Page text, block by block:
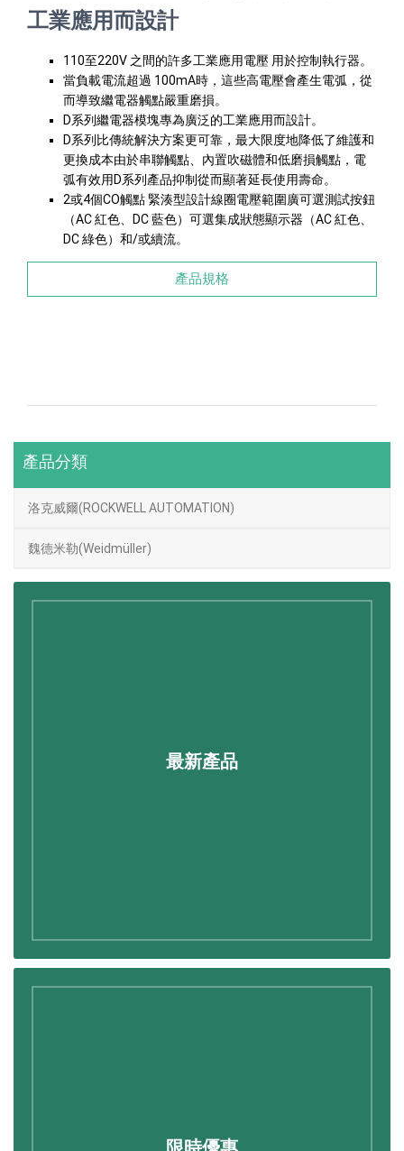
工業應用而設計
110至220V 之間的許多工業應用電壓 用於控制執行器。
當負載電流超過 100mA時，這些高電壓會產生電弧，從
而導致繼電器觸點嚴重磨損。
D系列繼電器模塊專為廣泛的工業應用而設計。
D系列比傳統解決方案更可靠，最大限度地降低了維護和
更換成本由於串聯觸點、內置吹磁體和低磨損觸點，電
弧有效用D系列產品抑制從而顯著延長使用壽命。
2或4個CO觸點 緊湊型設計線圈電壓範圍廣可選測試按鈕
（AC 紅色、DC 藍色）可選集成狀態顯示器（AC 紅色、
DC 綠色）和/或續流。
產品規格
產品分類
洛克威爾(ROCKWELL AUTOMATION)
魏德米勒(Weidmüller)
最新產品